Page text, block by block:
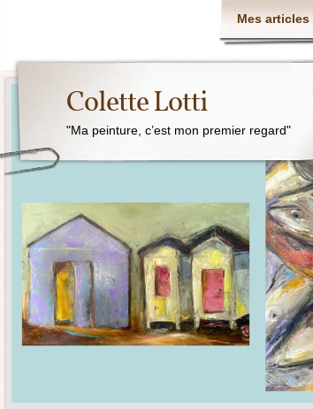
Mes articles
Colette Lotti
"Ma peinture, c’est mon premier regard"